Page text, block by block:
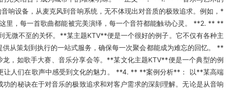
响设备，从麦克风到音响系统，无不体现出对音质的极致追求。例如，*
里，每一首歌曲都能被完美演绎，每一个音符都能触动心灵。 **2. ** **
微不至的关怀。**某主题KTV**便是一个很好的例子。它不仅有各种主
从策划到执行的一站式服务，确保每一次聚会都能成为难忘的回忆。 **
，如歌手大赛、音乐分享会等。**某文化主题KTV**便是一个典型的例
让人们在歌声中感受到文化的魅力。 **4. ** **案例分析**： 以**某高端
的秘诀在于对音乐的极致追求和对客户需求的深刻理解。无论是从音响